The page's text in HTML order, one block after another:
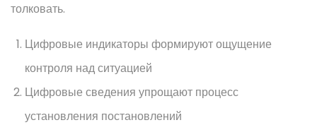
толковать.
Цифровые индикаторы формируют ощущение
контроля над ситуацией
Цифровые сведения упрощают процесс
установления постановлений